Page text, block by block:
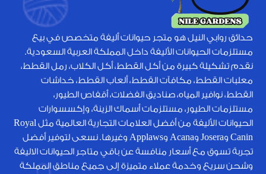
حدائق روابي النيل هو متجر حيوانات أليفة متخصص في بيع
مستلزمات الحيوانات الأليفة داخل المملكة العربية السعودية.
نقدم تشكيلة كبيرة من أكل القطط، أكل الكلاب، رمل القطط،
معلبات القطط، مكافآت القطط، ألعاب القطط، خداشات
القطط، نوافير المياه، صناديق الفضلات، أقفاص الطيور،
مستلزمات الطيور، مستلزمات أسماك الزينة، وإكسسوارات
الحيوانات الأليفة من أفضل العلامات التجارية العالمية مثل Royal
Canin وJosera وAcana وApplaws وغيرها. نسعى لتوفير أفضل
تجربة تسوق مع أسعار منافسة عن باقي متاجر الحيوانات الاليفة
وشحن سريع وخدمة عملاء متميزة إلى جميع مناطق المملكة